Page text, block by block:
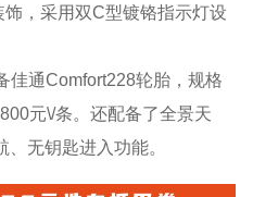
，采用双C型镀铬指示灯设
佳通Comfort228轮胎，规格
元\/条。还配备了全景天
无钥匙进入功能。